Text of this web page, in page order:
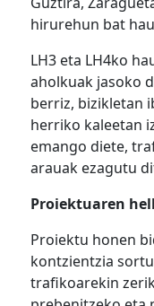
hirurehun bat
LH3 eta LH4ko
aholkuak jasoko
berriz, bizikletan
herriko kaleetan
emango diete,
arauak ezagutu
Proiektuaren
Proiektu honen
kontzientzia
trafikoarekin